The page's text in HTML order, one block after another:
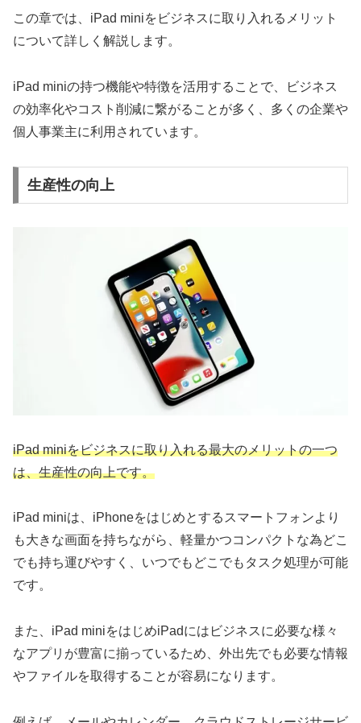
この章では、iPad miniをビジネスに取り入れるメリット
について詳しく解説します。
iPad miniの持つ機能や特徴を活用することで、ビジネス
の効率化やコスト削減に繋がることが多く、多くの企業や
個人事業主に利用されています。
生産性の向上
iPad miniをビジネスに取り入れる最大のメリットの一つ
は、生産性の向上です。
iPad miniは、iPhoneをはじめとするスマートフォンより
も大きな画面を持ちながら、軽量かつコンパクトな為どこ
でも持ち運びやすく、いつでもどこでもタスク処理が可能
です。
また、iPad miniをはじめiPadにはビジネスに必要な様々
なアプリが豊富に揃っているため、外出先でも必要な情報
やファイルを取得することが容易になります。